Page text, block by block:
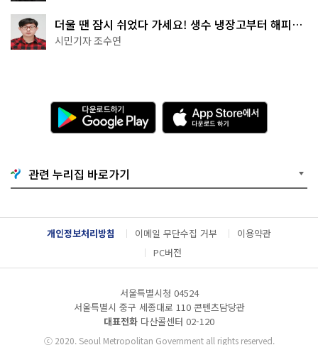
더울 땐 잠시 쉬었다 가세요! 생수 냉장고부터 해피소
·무더위쉼터까지
시민기자 조수연
다
운
로
기
G
o
g
l
e
A
p
p
e
서
다
운
관련 누리집 바로가기
개인정보처리방침 이메일 무단수집 거부
이용약관
PC버전
서울특별시청 04524
서울특별시 중구 세종대로 110 콘텐츠담당관
대표전화 다산콜센터 02-120
ⓒ2020. Seoul Metropolitan Government all rights reserved.